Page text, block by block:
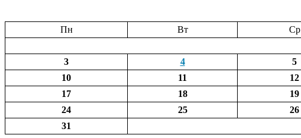
Пн
Вт Ср
3
4 5
10
11 12
17
18 19
24
25 26
31